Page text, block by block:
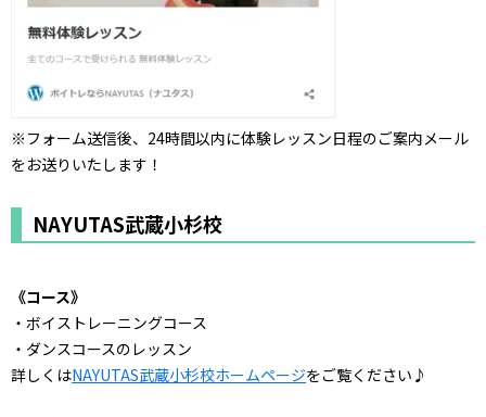
※フォーム送信後、24時間以内に体験レッスン日程のご案内メール
をお送りいたします！
NAYUTAS武蔵小杉校
《コース》
・ボイストレーニングコース
・ダンスコースのレッスン
詳しくはNAYUTAS武蔵小杉校ホームページをご覧ください♪